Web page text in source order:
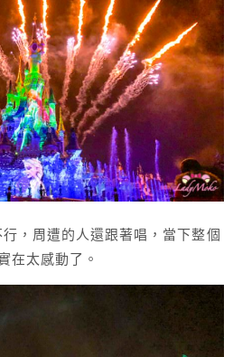
，周遭的人還跟著唱，當下整個
在太感動了。